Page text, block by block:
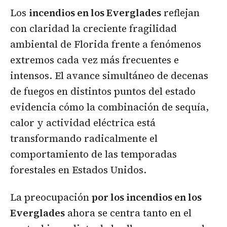
Los incendios en los Everglades reflejan
con claridad la creciente fragilidad
ambiental de Florida frente a fenómenos
extremos cada vez más frecuentes e
intensos. El avance simultáneo de decenas
de fuegos en distintos puntos del estado
evidencia cómo la combinación de sequía,
calor y actividad eléctrica está
transformando radicalmente el
comportamiento de las temporadas
forestales en Estados Unidos.
La preocupaciónpor los incendios en los
Everglades ahora se centra tanto en el